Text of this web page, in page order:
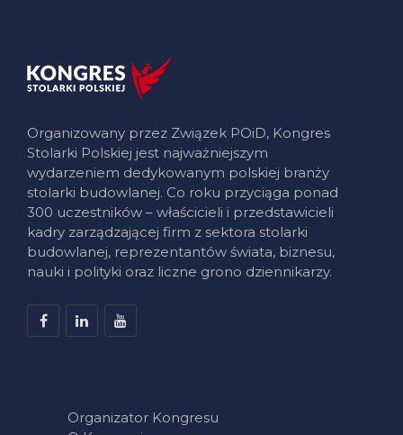
Organizowany przez Związek POiD, Kongres
Stolarki Polskiej jest najważniejszym
wydarzeniem dedykowanym polskiej branży
stolarki budowlanej. Co roku przyciąga ponad
300 uczestników – właścicieli i przedstawicieli
kadry zarządzającej firm z sektora stolarki
budowlanej, reprezentantów świata, biznesu,
nauki i polityki oraz liczne grono dziennikarzy.
Organizator Kongresu